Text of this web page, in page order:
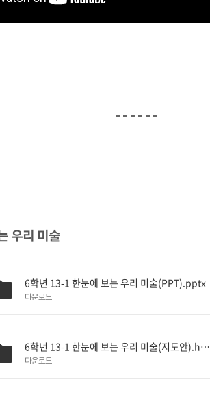
우리 미술
6학년 13-1 한눈에 보는 우리 미술(PPT).pptx
다운로드
6학년 13-1 한눈에 보는 우리 미술(지도안).hwp
다운로드